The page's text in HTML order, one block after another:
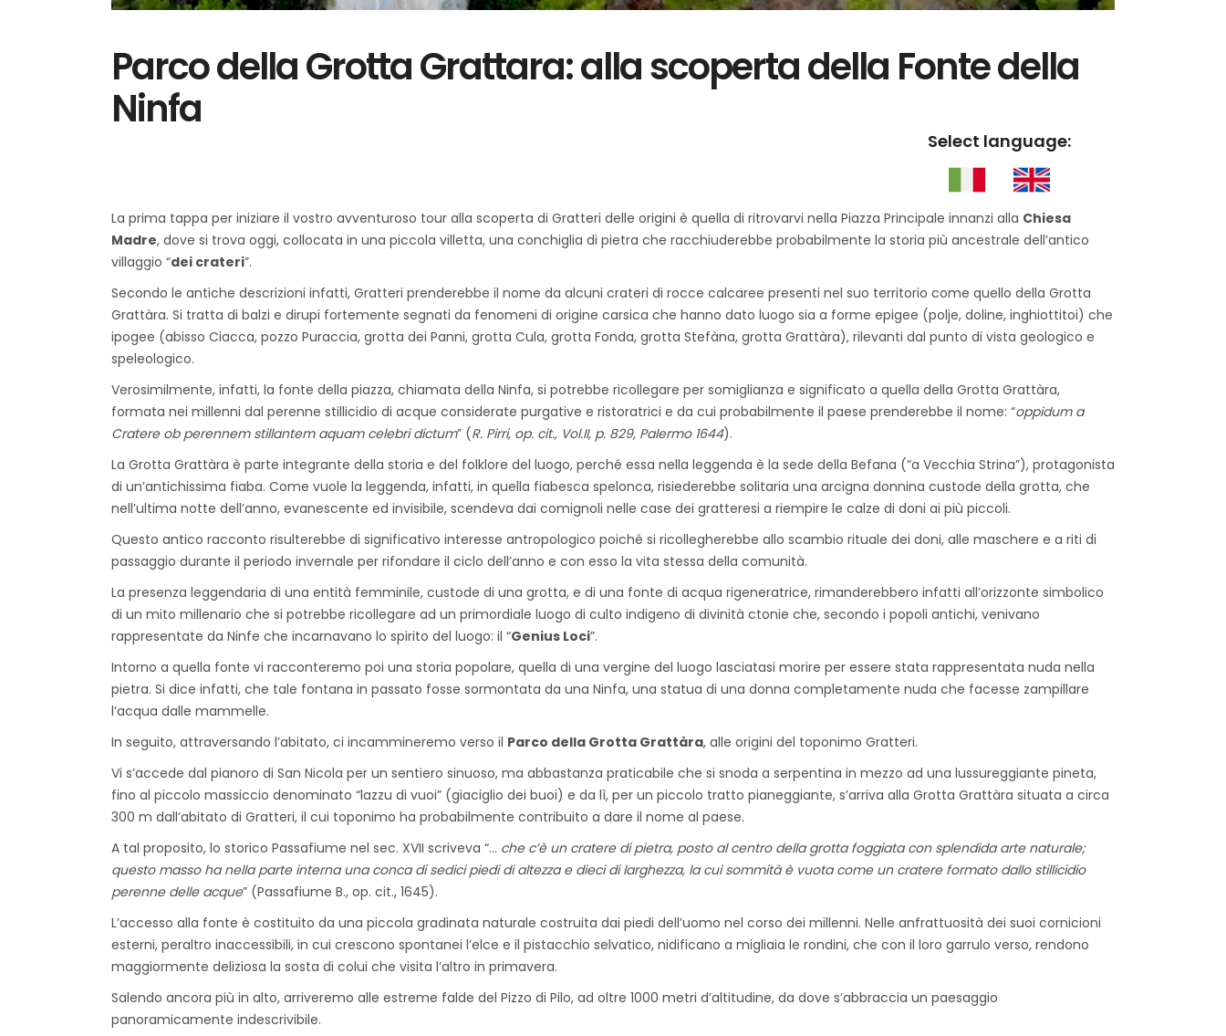
Parco della Grotta Grattara: alla scoperta della Fonte della
Ninfa
Select language:
La prima tappa per iniziare il vostro avventuroso tour alla scoperta di Gratteri delle origini è quella di ritrovarvi nella Piazza Principale innanzi alla Chiesa
Madre, dove si trova oggi, collocata in una piccola villetta, una conchiglia di pietra che racchiuderebbe probabilmente la storia più ancestrale dell’antico
villaggio “dei crateri”.
Secondo le antiche descrizioni infatti, Gratteri prenderebbe il nome da alcuni crateri di rocce calcaree presenti nel suo territorio come quello della Grotta
Grattàra. Si tratta di balzi e dirupi fortemente segnati da fenomeni di origine carsica che hanno dato luogo sia a forme epigee (polje, doline, inghiottitoi) che
ipogee (abisso Ciacca, pozzo Puraccia, grotta dei Panni, grotta Cula, grotta Fonda, grotta Stefàna, grotta Grattàra), rilevanti dal punto di vista geologico e
speleologico.
Verosimilmente, infatti, la fonte della piazza, chiamata della Ninfa, si potrebbe ricollegare per somiglianza e significato a quella della Grotta Grattàra,
formata nei millenni dal perenne stillicidio di acque considerate purgative e ristoratrici e da cui probabilmente il paese prenderebbe il nome: “oppidum a
Cratere ob perennem stillantem aquam celebri dictum” (R. Pirri, op. cit., Vol.II, p. 829, Palermo 1644).
La Grotta Grattàra è parte integrante della storia e del folklore del luogo, perché essa nella leggenda è la sede della Befana (“a Vecchia Strina”), protagonista
di un’antichissima fiaba. Come vuole la leggenda, infatti, in quella fiabesca spelonca, risiederebbe solitaria una arcigna donnina custode della grotta, che
nell’ultima notte dell’anno, evanescente ed invisibile, scendeva dai comignoli nelle case dei gratteresi a riempire le calze di doni ai più piccoli.
Questo antico racconto risulterebbe di significativo interesse antropologico poiché si ricollegherebbe allo scambio rituale dei doni, alle maschere e a riti di
passaggio durante il periodo invernale per rifondare il ciclo dell’anno e con esso la vita stessa della comunità.
La presenza leggendaria di una entità femminile, custode di una grotta, e di una fonte di acqua rigeneratrice, rimanderebbero infatti all’orizzonte simbolico
di un mito millenario che si potrebbe ricollegare ad un primordiale luogo di culto indigeno di divinità ctonie che, secondo i popoli antichi, venivano
rappresentate da Ninfe che incarnavano lo spirito del luogo: il “Genius Loci”.
Intorno a quella fonte vi racconteremo poi una storia popolare, quella di una vergine del luogo lasciatasi morire per essere stata rappresentata nuda nella
pietra. Si dice infatti, che tale fontana in passato fosse sormontata da una Ninfa, una statua di una donna completamente nuda che facesse zampillare
l’acqua dalle mammelle.
In seguito, attraversando l’abitato, ci incammineremo verso il Parco della Grotta Grattàra, alle origini del toponimo Gratteri.
Vi s’accede dal pianoro di San Nicola per un sentiero sinuoso, ma abbastanza praticabile che si snoda a serpentina in mezzo ad una lussureggiante pineta,
fino al piccolo massiccio denominato “lazzu di vuoi” (giaciglio dei buoi) e da lì, per un piccolo tratto pianeggiante, s’arriva alla Grotta Grattàra situata a circa
300 m dall’abitato di Gratteri, il cui toponimo ha probabilmente contribuito a dare il nome al paese.
A tal proposito, lo storico Passafiume nel sec. XVII scriveva “… che c’è un cratere di pietra, posto al centro della grotta foggiata con splendida arte naturale;
questo masso ha nella parte interna una conca di sedici piedi di altezza e dieci di larghezza, la cui sommità è vuota come un cratere formato dallo stillicidio
perenne delle acque” (Passafiume B., op. cit., 1645).
L’accesso alla fonte è costituito da una piccola gradinata naturale costruita dai piedi dell’uomo nel corso dei millenni. Nelle anfrattuosità dei suoi cornicioni
esterni, peraltro inaccessibili, in cui crescono spontanei l’elce e il pistacchio selvatico, nidificano a migliaia le rondini, che con il loro garrulo verso, rendono
maggiormente deliziosa la sosta di colui che visita l’altro in primavera.
Salendo ancora più in alto, arriveremo alle estreme falde del Pizzo di Pilo, ad oltre 1000 metri d’altitudine, da dove s’abbraccia un paesaggio
panoramicamente indescrivibile.